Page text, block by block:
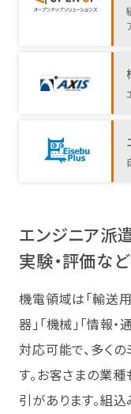
エンジニア派
実験・評価な
機電領域は「輸送用
器」「機械」「情報
対応可能で、多く
す。お客さまの業
引があります。組